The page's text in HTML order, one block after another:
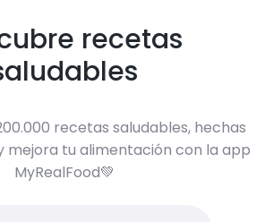
recetas
recetas saludables, hechas
mejora tu alimentación con la app
MyRealFood💚